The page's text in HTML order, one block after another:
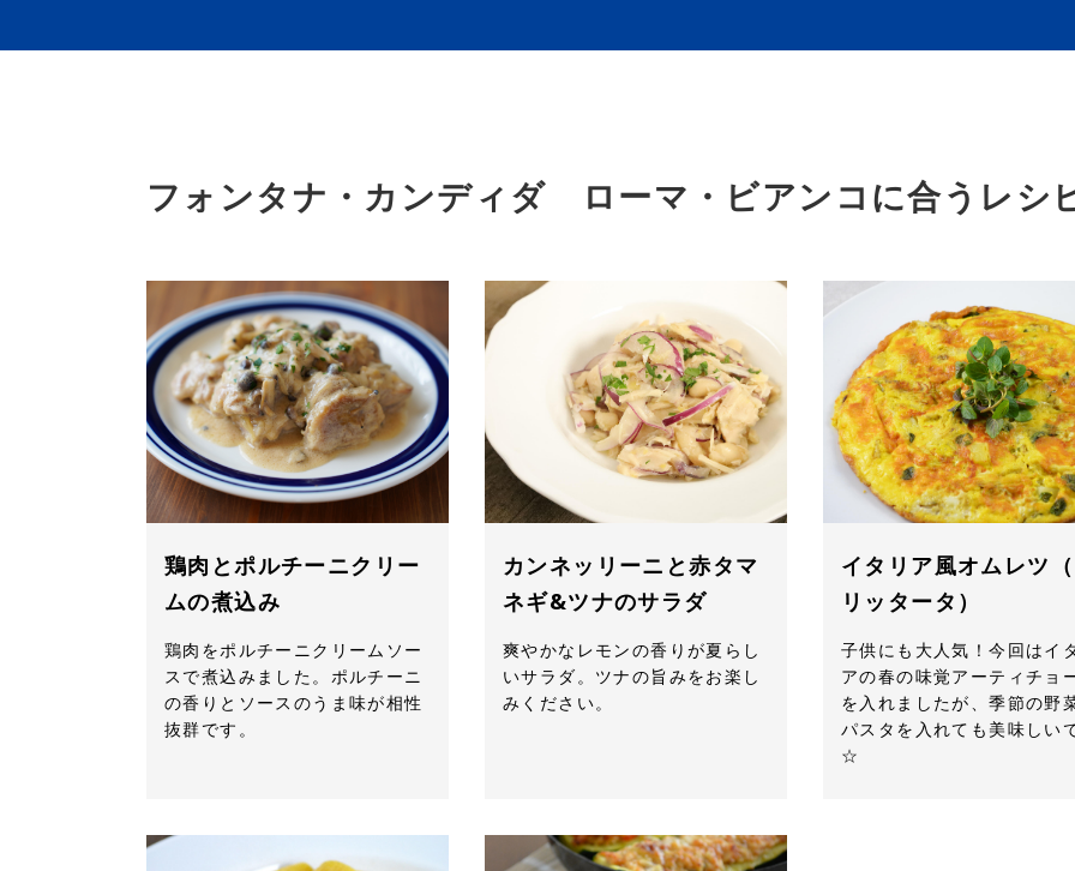
フォンタナ・カンディダ ローマ・ビアンコに合うレシ
鶏肉とポルチーニクリー
ムの煮込み
鶏肉をポルチーニクリームソー
スで煮込みました。ポルチーニ
の香りとソースのうま味が相性
抜群です。
カンネッリーニと赤タマ
ネギ&ツナのサラダ
爽やかなレモンの香りが夏らし
いサラダ。ツナの旨みをお楽し
みください。
イタリア風オムレツ
リッタータ）
子供にも大人気！今回はイ
アの春の味覚アーティチョ
を入れましたが、季節の野
パスタを入れても美味しい
☆